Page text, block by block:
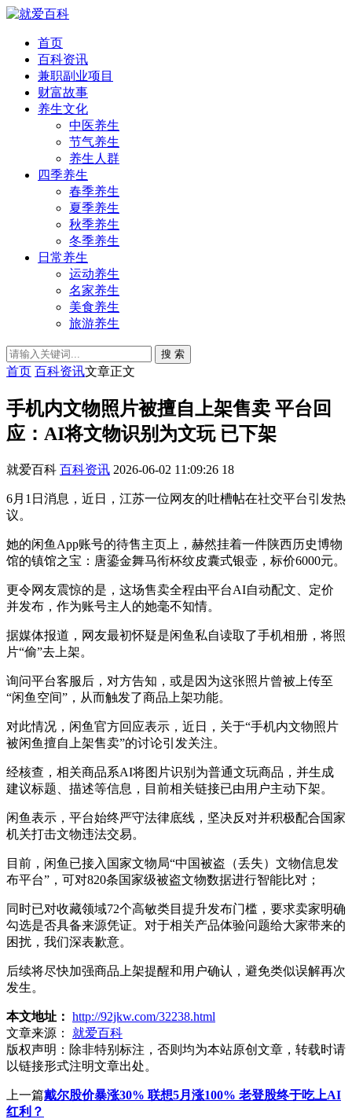
首页
百科资讯
兼职副业项目
财富故事
养生文化
中医养生
节气养生
养生人群
四季养生
春季养生
夏季养生
秋季养生
冬季养生
日常养生
运动养生
名家养生
美食养生
旅游养生
搜 索
首页 百科资讯文章正文
手机内文物照片被擅自上架售卖 平台回
应：AI将文物识别为文玩 已下架
就爱百科 百科资讯 2026-06-02 11:09:26 18
6月1日消息，近日，江苏一位网友的吐槽帖在社交平台引发热
议。
她的闲鱼App账号的待售主页上，赫然挂着一件陕西历史博物
馆的镇馆之宝：唐鎏金舞马衔杯纹皮囊式银壶，标价6000元。
更令网友震惊的是，这场售卖全程由平台AI自动配文、定价
并发布，作为账号主人的她毫不知情。
据媒体报道，网友最初怀疑是闲鱼私自读取了手机相册，将照
片“偷”去上架。
询问平台客服后，对方告知，或是因为这张照片曾被上传至
“闲鱼空间”，从而触发了商品上架功能。
对此情况，闲鱼官方回应表示，近日，关于“手机内文物照片
被闲鱼擅自上架售卖”的讨论引发关注。
经核查，相关商品系AI将图片识别为普通文玩商品，并生成
建议标题、描述等信息，目前相关链接已由用户主动下架。
闲鱼表示，平台始终严守法律底线，坚决反对并积极配合国家
机关打击文物违法交易。
目前，闲鱼已接入国家文物局“中国被盗（丢失）文物信息发
布平台”，可对820条国家级被盗文物数据进行智能比对；
同时已对收藏领域72个高敏类目提升发布门槛，要求卖家明确
勾选是否具备来源凭证。对于相关产品体验问题给大家带来的
困扰，我们深表歉意。
后续将尽快加强商品上架提醒和用户确认，避免类似误解再次
发生。
本文地址： http://92jkw.com/32238.html
文章来源：
就爱百科
版权声明： 除非特别标注，否则均为本站原创文章，转载时请
以链接形式注明文章出处。
上一篇戴尔股价暴涨30% 联想5月涨100% 老登股终于吃上AI
红利？